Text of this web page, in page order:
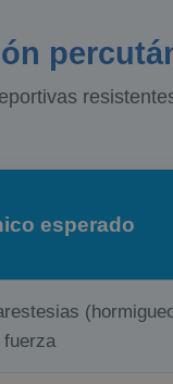
esperado
fuerza